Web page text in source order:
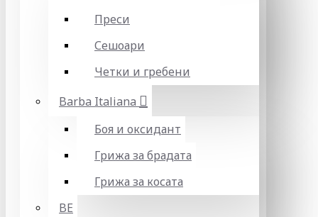
Преси
Сешоари
Четки и гребени
Barba Italiana
Боя и оксидант
Грижа за брадата
Грижа за косата
BE